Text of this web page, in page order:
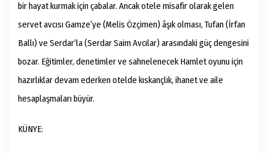
bir hayat kurmak için çabalar. Ancak otele misafir olarak gelen
servet avcısı Gamze’ye (Melis Özçimen) âşık olması, Tufan (İrfan
Ballı) ve Serdar’la (Serdar Saim Avcılar) arasındaki güç dengesini
bozar. Eğitimler, denetimler ve sahnelenecek Hamlet oyunu için
hazırlıklar devam ederken otelde kıskançlık, ihanet ve aile
hesaplaşmaları büyür.
KÜNYE: